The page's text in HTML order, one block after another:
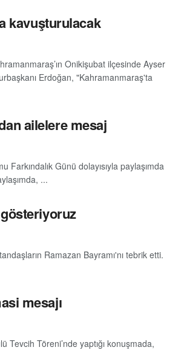
kavuşturulacak
Onikişubat ilçesinde Ayser
Erdoğan, "Kahramanmaraş'ta
ailelere mesaj
Günü dolayısıyla paylaşımda
...
Ramazan Bayramı'nı tebrik etti.
mesajı
Tevcih Töreni’nde yaptığı konuşmada,